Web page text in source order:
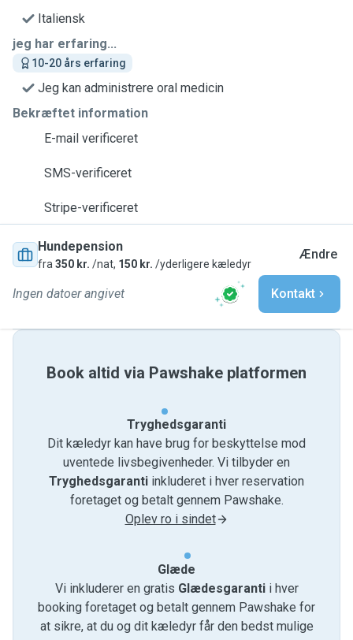
Italiensk
jeg har erfaring...
10-20 års erfaring
Jeg kan administrere oral medicin
Bekræftet information
E-mail verificeret
SMS-verificeret
Stripe-verificeret
Hundepension
fra 350 kr. /nat, 150 kr. /yderligere kæledyr
Ændre
Ingen datoer angivet Kontakt
Book altid via Pawshake platformen
Tryghedsgaranti
Dit kæledyr kan have brug for beskyttelse mod
uventede livsbegivenheder. Vi tilbyder en
Tryghedsgaranti inkluderet i hver reservation
foretaget og betalt gennem Pawshake.
Oplev ro i sindet
Glæde
Vi inkluderer en gratis Glædesgarantii hver
booking foretaget og betalt gennem Pawshake for
at sikre, at du og dit kæledyr får den bedst mulige